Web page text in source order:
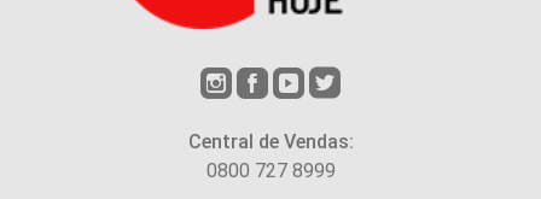
Central de Vendas:
0800 727 8999